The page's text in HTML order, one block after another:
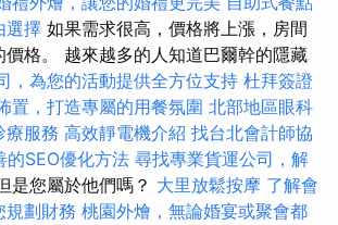
選擇 如果需求很高，價格將上漲，房間
格。 越來越多的人知道巴爾幹的隱藏
，為您的活動提供全方位支持 杜拜簽證
置，打造專屬的用餐氛圍 北部地區眼科
療服務 高效靜電機介紹 找台北會計師協
的SEO優化方法 尋找專業貨運公司，解
是您屬於他們嗎？ 大里放鬆按摩 了解會
規劃財務 桃園外燴，無論婚宴或聚會都